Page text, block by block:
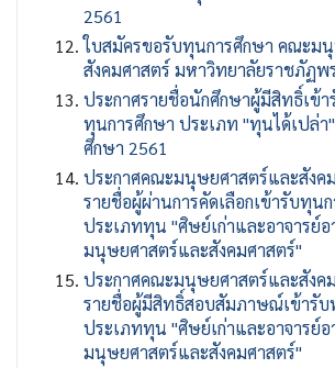
2561
ใบสมัครขอรับทุนการศึกษา คณะม
สังคมศาสตร์ มหาวิทยาลัยราชภัฏพ
ประกาศรายชื่อนักศึกษาผู้มีสิทธิ์เข้
ทุนการศึกษา ประเภท "ทุนได้เปล่า
ศึกษา 2561
ประกาศคณะมนุษยศาสตร์และสังคม
รายชื่อผู้ผ่านการคัดเลือกเข้ารับทุน
ประเภททุน "ศิษย์เก่าและอาจารย์อ
มนุษยศาสตร์และสังคมศาสตร์"
ประกาศคณะมนุษยศาสตร์และสังคม
รายชื่อผู้มีสิทธิ์สอบสัมภาษณ์เข้ารับ
ประเภททุน "ศิษย์เก่าและอาจารย์อ
มนุษยศาสตร์และสังคมศาสตร์"